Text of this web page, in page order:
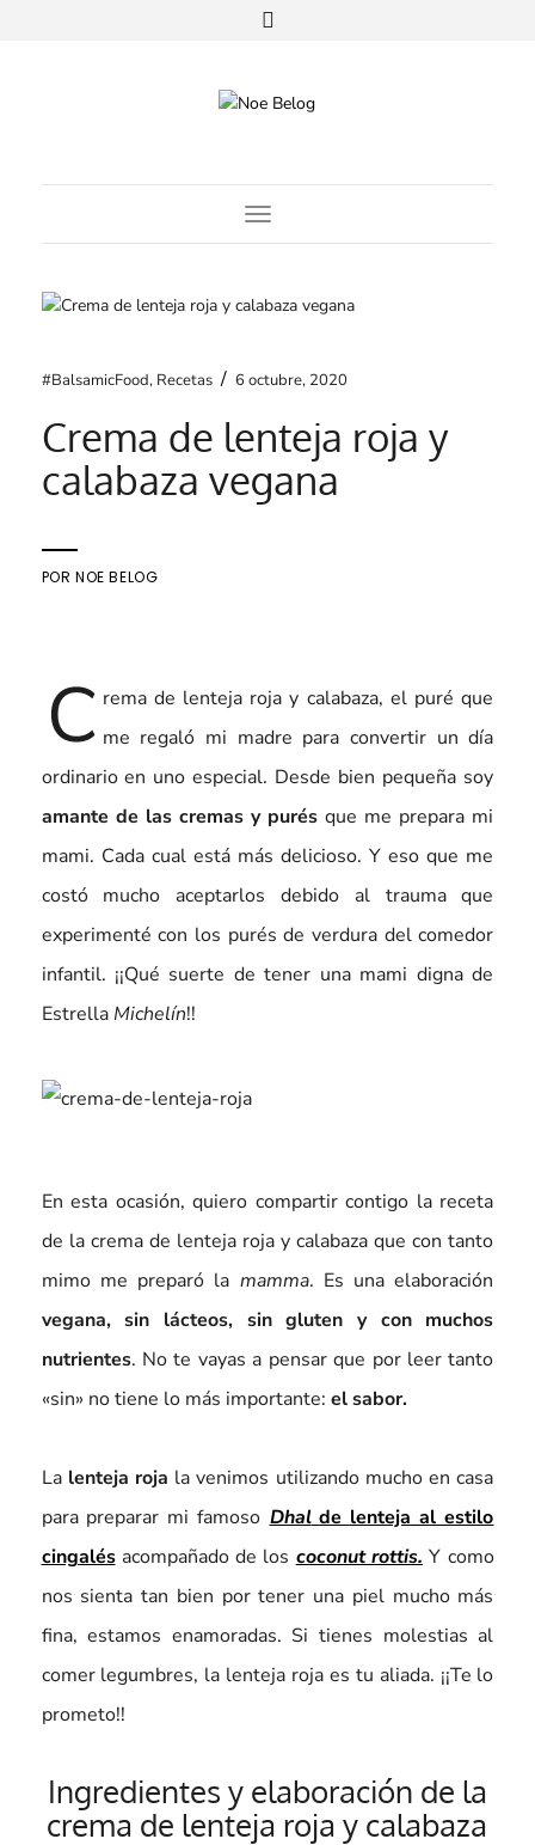
Toggle Navigation
#BalsamicFood, Recetas / 6 octubre, 2020
Crema de lenteja roja y
calabaza vegana
POR NOE BELOG
C rema de lenteja roja y calabaza, el puré que
me regaló mi madre para convertir un día
ordinario en uno especial. Desde bien pequeña soy
amante de las cremas y purés que me prepara mi
mami. Cada cual está más delicioso. Y eso que me
costó mucho aceptarlos debido al trauma que
experimenté con los purés de verdura del comedor
infantil. ¡¡Qué suerte de tener una mami digna de
EstrellaMichelín!!
En esta ocasión, quiero compartir contigo la receta
de la crema de lenteja roja y calabaza que con tanto
mimo me preparó la mamma. Es una elaboración
vegana, sin lácteos, sin gluten y con muchos
nutrientes. No te vayas a pensar que por leer tanto
«sin» no tiene lo más importante: el sabor.
La lenteja roja la venimos utilizando mucho en casa
para preparar mi famoso Dhalde lenteja al estilo
cingalésacompañado de los coconut rottis. Y como
nos sienta tan bien por tener una piel mucho más
fina, estamos enamoradas. Si tienes molestias al
comer legumbres, la lenteja roja es tu aliada. ¡¡Te lo
prometo!!
Ingredientes y elaboración de la
crema de lenteja roja y calabaza